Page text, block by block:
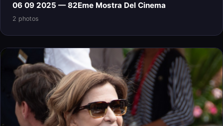
06 09 2025 — 82Eme Mostra Del Cinema
2 photos